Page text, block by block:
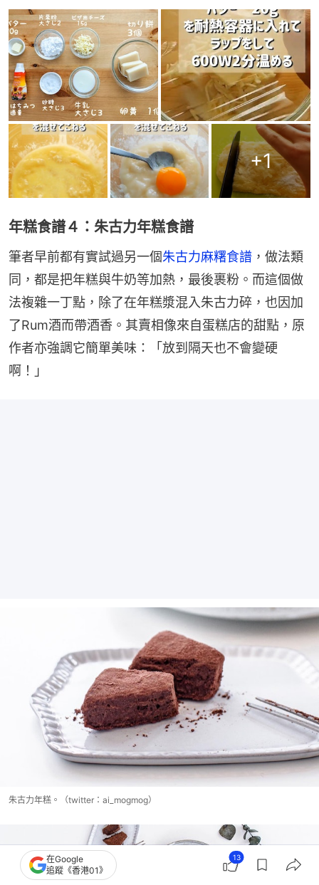
+1
年糕食譜４：朱古力年糕食譜
筆者早前都有實試過另一個朱古力麻糬食譜 ，做法類
同，都是把年糕與牛奶等加熱，最後裹粉。而這個做
法複雜一丁點，除了在年糕漿混入朱古力碎，也因加
了Rum酒而帶酒香。其賣相像來自蛋糕店的甜點，原
作者亦強調它簡單美味：「放到隔天也不會變硬
啊！」
朱古力年糕。（twitter：ai_mogmog）
在Google
追蹤《香港01》
13